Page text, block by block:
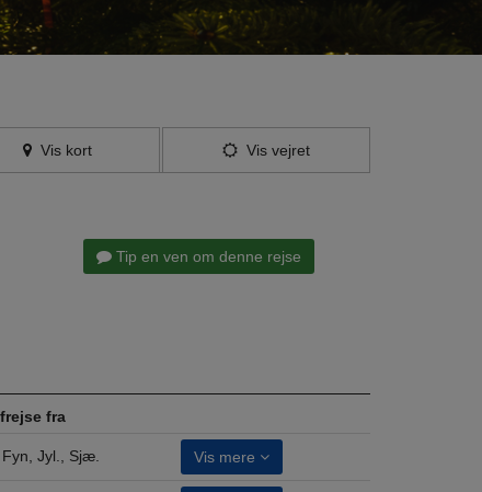
Vis kort Vis vejret
Tip en ven om denne rejse
fra
Jyl., Sjæ. Vis mere